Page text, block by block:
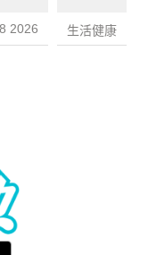
2026 生活健康